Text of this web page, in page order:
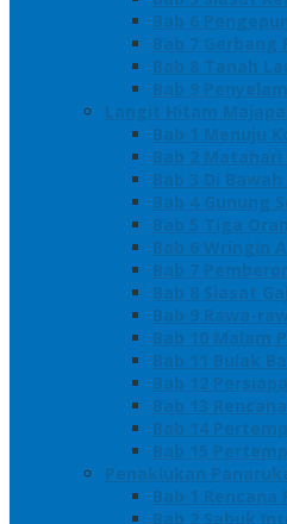
Bab 6
Bab 7 Gerbang
Bab 8 Tanah
Bab 9
Langit Hitam
Bab 1 Menuju
Bab 2
Bab 3 Di
Bab 4 Gunung
Bab 5 Tiga
Bab 6 Wringin
Bab 7
Bab 8 Siasat
Bab 9 Rawa-
Bab 10 Malam
Bab 11 Bulak
Bab 12
Bab 13
Bab 14
Bab 15
Penaklukan
Bab 1 Rencana
Bab 2 Sabuk